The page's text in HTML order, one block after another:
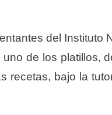
del Instituto
de los platillos,
recetas, bajo la